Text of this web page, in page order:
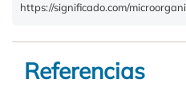
https://significado.com/
Referencias